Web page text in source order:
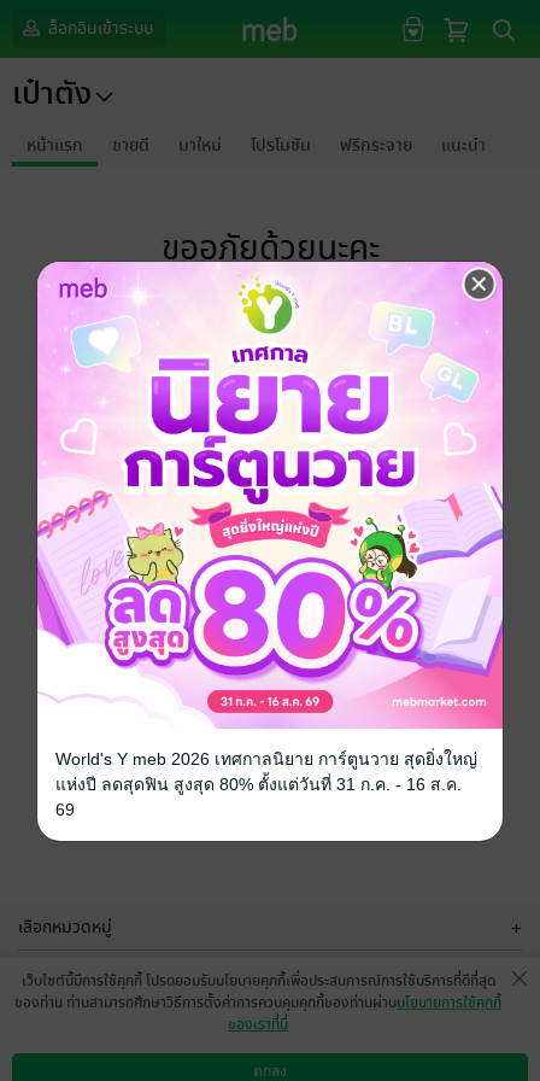
ล็อกอินเข้าระบบ
เป๋าตัง
หน้าแรก ขายดี มาใหม่ โปรโมชัน ฟรีกระจาย แนะนำ
ขออภัยด้วยนะคะ
ไม่พบข้อมูลในหัวข้อที่คุณกำลังชมค่ะ
เลือกหมวดหมู่ +
บริการช่วยเหลือ +
เว็บไซต์นี้มีการใช้คุกกี้ โปรดยอมรับนโยบายคุกกี้เพื่อประสบการณ์การใช้บริการที่ดีที่สุด
ของท่าน ท่านสามารถศึกษาวิธีการตั้งค่าการควบคุมคุกกี้ของท่านผ่านนโยบายการใช้คุกกี้
ของเราที่นี่
ตกลง
World's Y meb 2026 เทศกาลนิยาย การ์ตูนวาย สุดยิ่งใหญ่
แห่งปี ลดสุดฟิน สูงสุด 80% ตั้งแต่วันที่ 31 ก.ค. - 16 ส.ค.
69